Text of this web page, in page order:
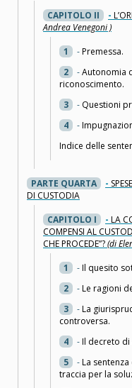
CAPITOLO II
-
Andrea Venegoni )
1
-Premessa.
2
-Autonomia
riconoscimento.
3
- Questioni
4
-
Indice delle
PARTE QUARTA -
DI CUSTODIA
CAPITOLO I
- LA
COMPENSI AL
CHE PROCEDE”?(di
1
-Il quesito
2
-Le ragioni
3
-La
controversa.
4
-Il decreto di
5
-La sentenza
traccia per la